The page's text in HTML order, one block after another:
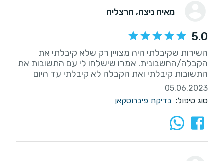
מאיה ניצה, הרצליה
5.0
השירות שקיבלתי היה מצויין רק שלא קיבלתי את
הקבלה/החשבונית. אמרו שישלחו לי עם התשובות את
התשובות קיבלתי ואת הקבלה לא קיבלתי עד היום
05.06.2023
סוג טיפול: בדיקת פיברוסקאן